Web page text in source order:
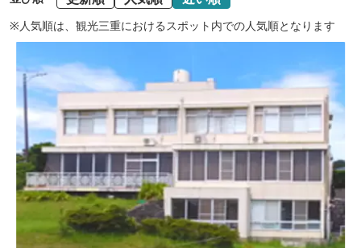
※人気順は、観光三重におけるスポット内での人気順となります